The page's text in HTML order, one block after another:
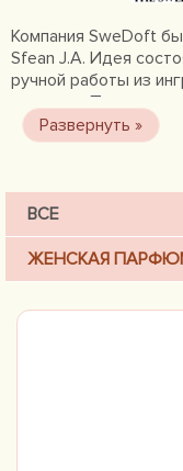
Компания SweDoft
Sfean J.A. Идея
ручной работы из
качества. Проект,
индивидуальных /
частных клиентов и
ВСЕ
ЖЕНСКАЯ